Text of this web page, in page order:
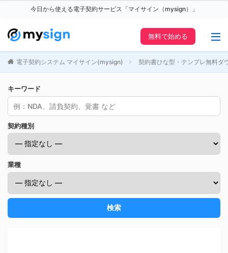
今日から使える電子契約サービス「マイサイン（mysign）」
無料で始める
電子契約システム マイサイン(mysign) 契約書ひな型・テンプレ無料ダ
キーワード
契約種別
業種
検索